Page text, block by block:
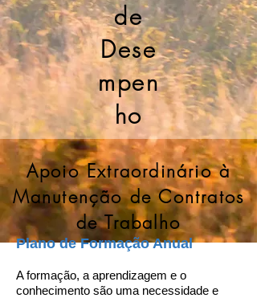
de
Dese
mpen
ho
Apoio Extraordinário à
Manutenção de Contratos
de Trabalho
Plano de Formação Anual
A formação, a aprendizagem e o
conhecimento são uma necessidade e